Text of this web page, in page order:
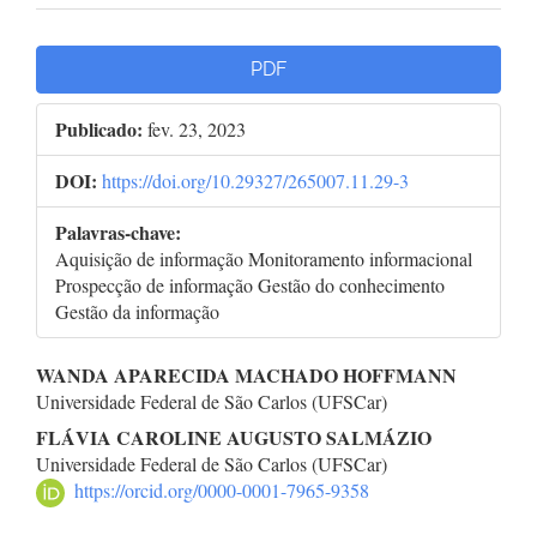
lateral
de
artigos
PDF
Publicado: fev. 23, 2023
DOI: https://doi.org/10.29327/265007.11.29-3
Palavras-chave:
Aquisição de informação Monitoramento informacional
Prospecção de informação Gestão do conhecimento
Gestão da informação
Conteúdo
do
artigo
principal
WANDA APARECIDA MACHADO HOFFMANN
Universidade Federal de São Carlos (UFSCar)
FLÁVIA CAROLINE AUGUSTO SALMÁZIO
Universidade Federal de São Carlos (UFSCar)
https://orcid.org/0000-0001-7965-9358